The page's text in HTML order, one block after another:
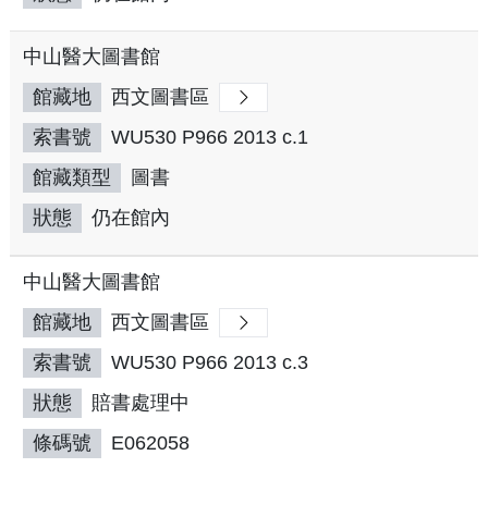
中山醫大圖書館
館藏地
西文圖書區
索書號
WU530 P966 2013 c.1
館藏類型
圖書
狀態
仍在館內
中山醫大圖書館
館藏地
西文圖書區
索書號
WU530 P966 2013 c.3
狀態
賠書處理中
條碼號
E062058